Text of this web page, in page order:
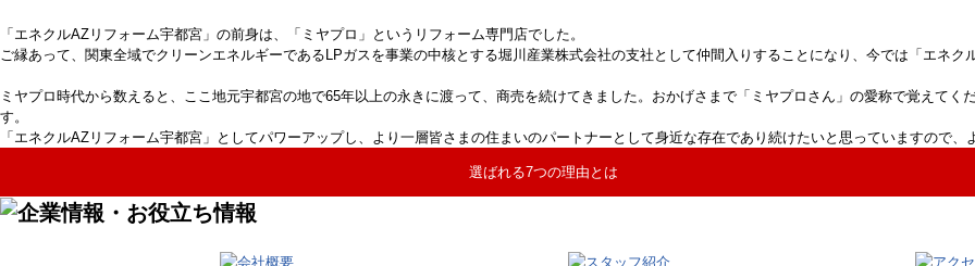
「エネクルAZリフォーム宇都宮」の前身は、「ミヤプロ」というリフォーム専門店でした。
ご縁あって、関東全域でクリーンエネルギーであるLPガスを事業の中核とする堀川産業株式会社の支社として仲間入りすることになり、今では「エネク
ミヤプロ時代から数えると、ここ地元宇都宮の地で65年以上の永きに渡って、商売を続けてきました。おかげさまで「ミヤプロさん」の愛称で覚えて
す。
「エネクルAZリフォーム宇都宮」としてパワーアップし、より一層皆さまの住まいのパートナーとして身近な存在であり続けたいと思っていますので、
選ばれる7つの理由とは